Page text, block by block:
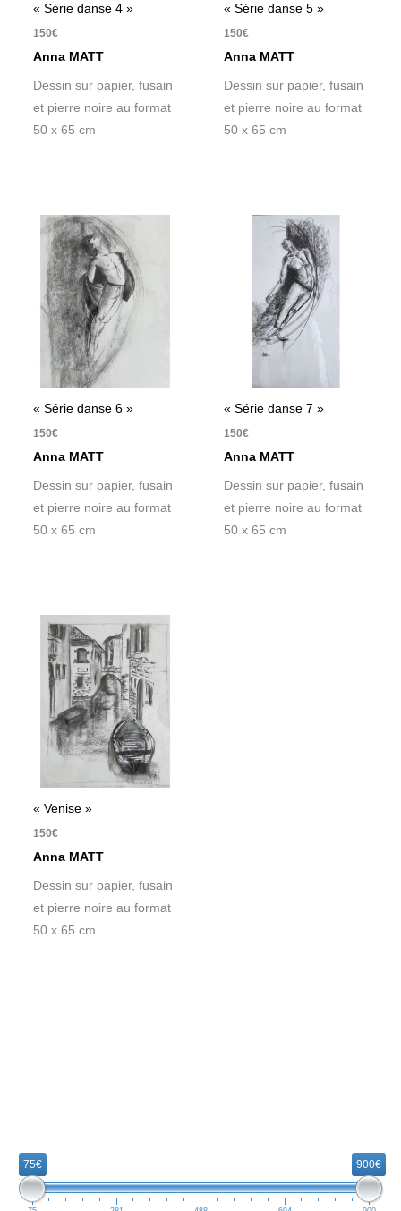
« Série danse 4 »
150€
Anna MATT
Dessin sur papier, fusain
et pierre noire au format
50 x 65 cm
« Série danse 5 »
150€
Anna MATT
Dessin sur papier, fusain
et pierre noire au format
50 x 65 cm
« Série danse 6 »
150€
Anna MATT
Dessin sur papier, fusain
et pierre noire au format
50 x 65 cm
« Série danse 7 »
150€
Anna MATT
Dessin sur papier, fusain
et pierre noire au format
50 x 65 cm
« Venise »
150€
Anna MATT
Dessin sur papier, fusain
et pierre noire au format
50 x 65 cm
75€ 900€
c
h